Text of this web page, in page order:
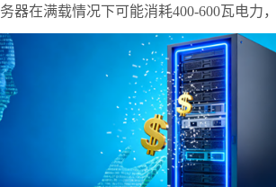
器在满载情况下可能消耗400-600瓦电力